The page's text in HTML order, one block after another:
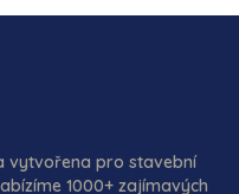
vytvořena pro stavební
1000+ zajímavých